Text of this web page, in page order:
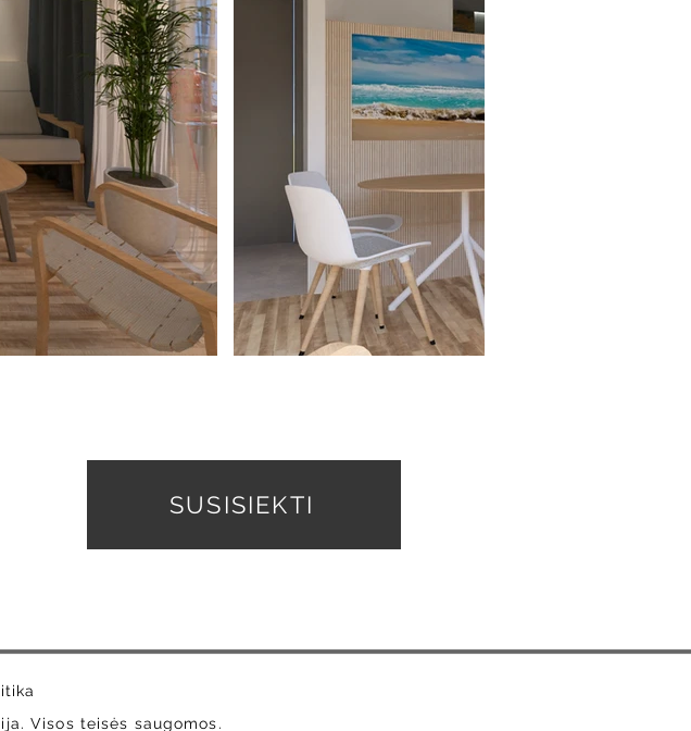
SUSISIEKTI
Visos teisės saugomos.